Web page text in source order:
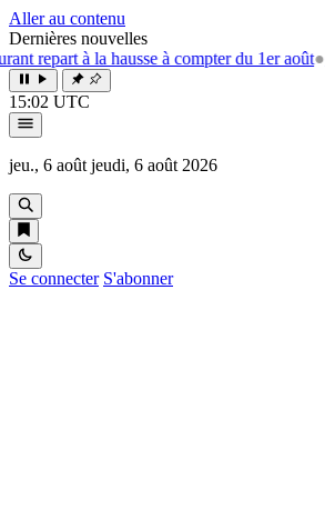
Aller au contenu
Dernières nouvelles
à la hausse à compter du 1er août●Côte
15:02 UTC
jeu., 6 août jeudi, 6 août 2026
Se connecter S'abonner